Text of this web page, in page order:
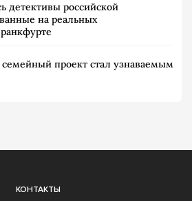
детективы российской
на реальных
семейный проект стал узнаваемым
КОНТАКТЫ